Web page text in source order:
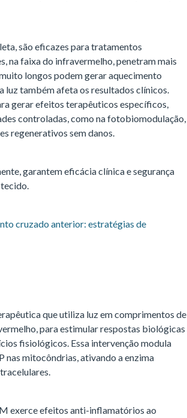
são eficazes para tratamentos
na faixa do infravermelho, penetram mais
longos podem gerar aquecimento
luz também afeta os resultados clínicos.
gerar efeitos terapêuticos específicos,
controladas, como na fotobiomodulação,
regenerativos sem danos.
garantem eficácia clínica e segurança
cruzado anterior: estratégias de
que utiliza luz em comprimentos de
para estimular respostas biológicas
fisiológicos. Essa intervenção modula
nas mitocôndrias, ativando a enzima
exerce efeitos anti-inflamatórios ao